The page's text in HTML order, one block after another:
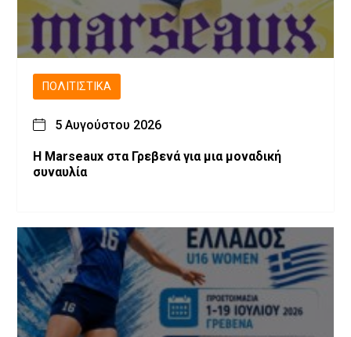
ΠΟΛΙΤΙΣΤΙΚΆ
5 Αυγούστου 2026
Η Marseaux στα Γρεβενά για μια μοναδική
συναυλία